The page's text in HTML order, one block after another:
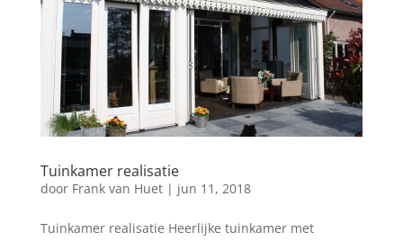
Tuinkamer realisatie
door Frank van Huet| jun 11, 2018
Tuinkamer realisatie Heerlijke tuinkamer met